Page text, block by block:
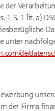
der
1 S. 1 lit. a)
unter
de/
der Firma